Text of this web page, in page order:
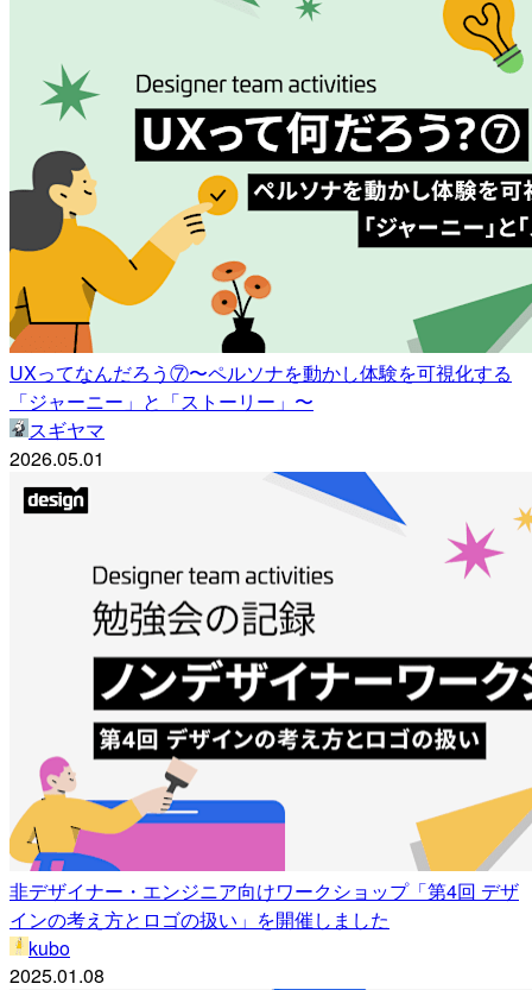
UXってなんだろう⑦〜ペルソナを動かし体験を可視化する
「ジャーニー」と「ストーリー」〜
スギヤマ
2026.05.01
非デザイナー・エンジニア向けワークショップ「第4回 デザ
インの考え方とロゴの扱い」を開催しました
kubo
2025.01.08